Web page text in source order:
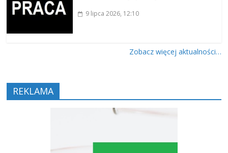
9 lipca 2026, 12:10
Zobacz więcej aktualności…
REKLAMA